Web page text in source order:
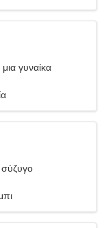
γυναίκα
σύζυγο